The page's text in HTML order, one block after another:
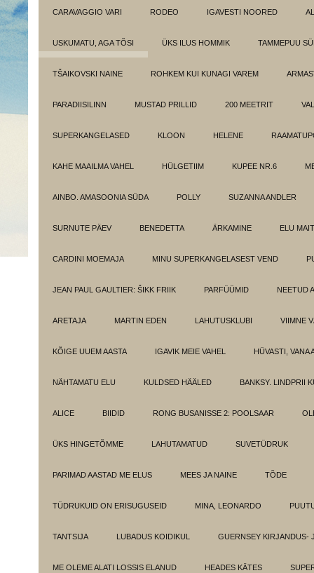
CARAVAGGIO VARI RODEO IGAVESTI NOORED
USKUMATU, AGA TÕSI ÜKS ILUS HOMMIK TAMMEPUU
TŠAIKOVSKI NAINE ROHKEM KUI KUNAGI VAREM
PARADIISILINN MUSTAD PRILLID 200 MEETRIT
SUPERKANGELASED KLOON HELENE
KAHE MAAILMA VAHEL HÜLGETIIM KUPEE NR.6
AINBO. AMASOONIA SÜDA POLLY SUZANNA ANDLER
SURNUTE PÄEV BENEDETTA ÄRKAMINE ELU
CARDINI MOEMAJA MINU SUPERKANGELASEST VEND
JEAN PAUL GAULTIER: ŠIKK FRIIK PARFÜÜMID NEETUD
ARETAJA MARTIN EDEN LAHUTUSKLUBI VIIMNE
KÕIGE UUEM AASTA IGAVIK MEIE VAHEL HÜVASTI, VANA
NÄHTAMATU ELU KULDSED HÄÄLED BANKSY. LINDPRII
ALICE BIIDID RONG BUSANISSE 2: POOLSAAR
ÜKS HINGETÕMME LAHUTAMATUD SUVETÜDRUK
PARIMAD AASTAD ME ELUS MEES JA NAINE TÕDE
TÜDRUKUID ON ERISUGUSEID MINA, LEONARDO
TANTSIJA LUBADUS KOIDIKUL GUERNSEY KIRJANDUS-
ME OLEME ALATI LOSSIS ELANUD HEADES KÄTES